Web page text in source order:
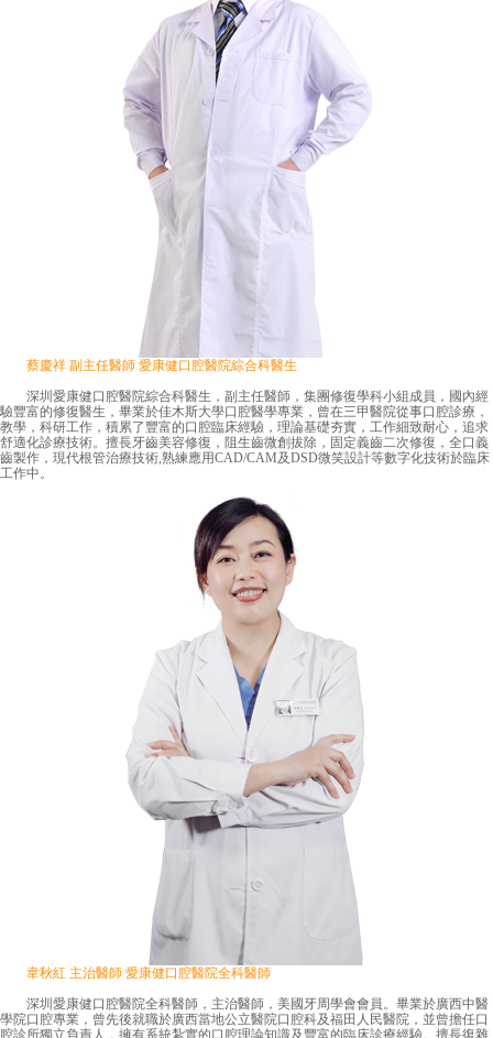
蔡慶祥 副主任醫師 愛康健口腔醫院綜合科醫生
深圳愛康健口腔醫院綜合科醫生，副主任醫師，集團修復學科小組成員，國內經
驗豐富的修復醫生，畢業於佳木斯大學口腔醫學專業，曾在三甲醫院從事口腔診療，
教學，科研工作，積累了豐富的口腔臨床經驗，理論基礎夯實，工作細致耐心，追求
舒適化診療技術。擅長牙齒美容修復，阻生齒微創拔除，固定義齒二次修復，全口義
齒製作，現代根管治療技術,熟練應用CAD/CAM及DSD微笑設計等數字化技術於臨床
工作中。
韋秋紅 主治醫師 愛康健口腔醫院全科醫師
深圳愛康健口腔醫院全科醫師，主治醫師，美國牙周學會會員。畢業於廣西中醫
學院口腔專業，曾先後就職於廣西當地公立醫院口腔科及福田人民醫院，並曾擔任口
腔診所獨立負責人，擁有系統紮實的口腔理論知識及豐富的臨床診療經驗。擅長復雜